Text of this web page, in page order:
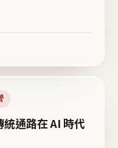
通路在 AI 時代